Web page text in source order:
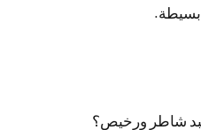
بسيطة.
شاطر ورخيص؟